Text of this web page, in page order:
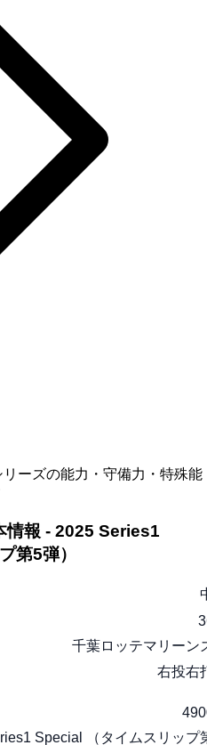
リーズの能力・守備力・特殊能
情報 - 2025 Series1
第5弾）
千葉ロッテマリーン
右投右
Special （タイムスリップ